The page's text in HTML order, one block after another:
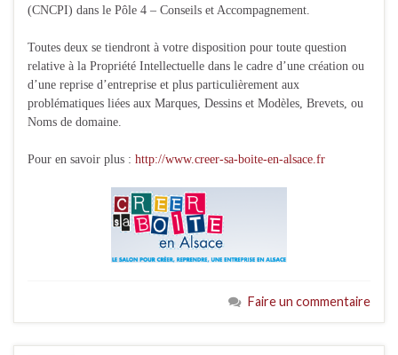
(CNCPI) dans le Pôle 4 – Conseils et Accompagnement.
Toutes deux se tiendront à votre disposition pour toute question
relative à la Propriété Intellectuelle dans le cadre d’une création ou
d’une reprise d’entreprise et plus particulièrement aux
problématiques liées aux Marques, Dessins et Modèles, Brevets, ou
Noms de domaine.
Pour en savoir plus : http://www.creer-sa-boite-en-alsace.fr
Faire un commentaire